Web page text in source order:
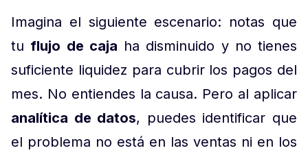
Imagina el siguiente escenario: notas que
tu flujo de caja ha disminuido y no tienes
suficiente liquidez para cubrir los pagos del
mes. No entiendes la causa. Pero al aplicar
analítica de datos, puedes identificar que
el problema no está en las ventas ni en los